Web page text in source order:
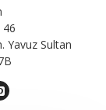
Yavuz Sultan